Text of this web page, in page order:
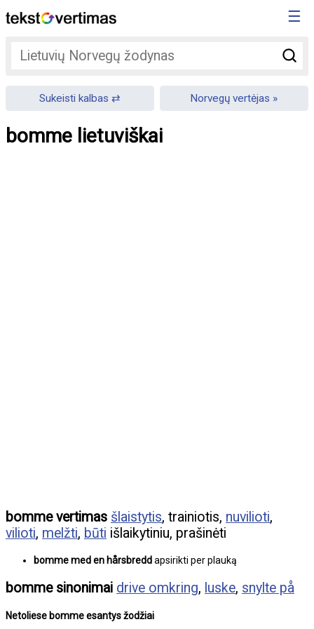
☰
Sukeisti kalbas Norvegų vertėjas
bomme lietuviškai
bomme vertimas šlaistytis, trainiotis, nuvilioti,
vilioti, melžti, būti išlaikytiniu, prašinėti
bomme med en hårsbreddapsirikti per plauką
bomme sinonimai drive omkring, luske, snylte på
Netoliese bomme esantys žodžiai